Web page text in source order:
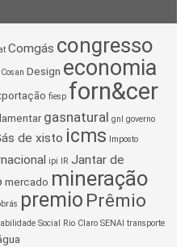
Comgás congresso
Cosan Design economia
fiesp forn&cer
gasnatural gnl governo
de xisto icms Imposto
ipi IR Jantar de
mercado mineração
premio Prêmio
Social Rio Claro SENAI transporte